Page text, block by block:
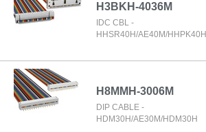
H3BKH-4036M
IDC CBL -
HHSR40H/AE40M/HHPK40H
H8MMH-3006M
DIP CABLE -
HDM30H/AE30M/HDM30H